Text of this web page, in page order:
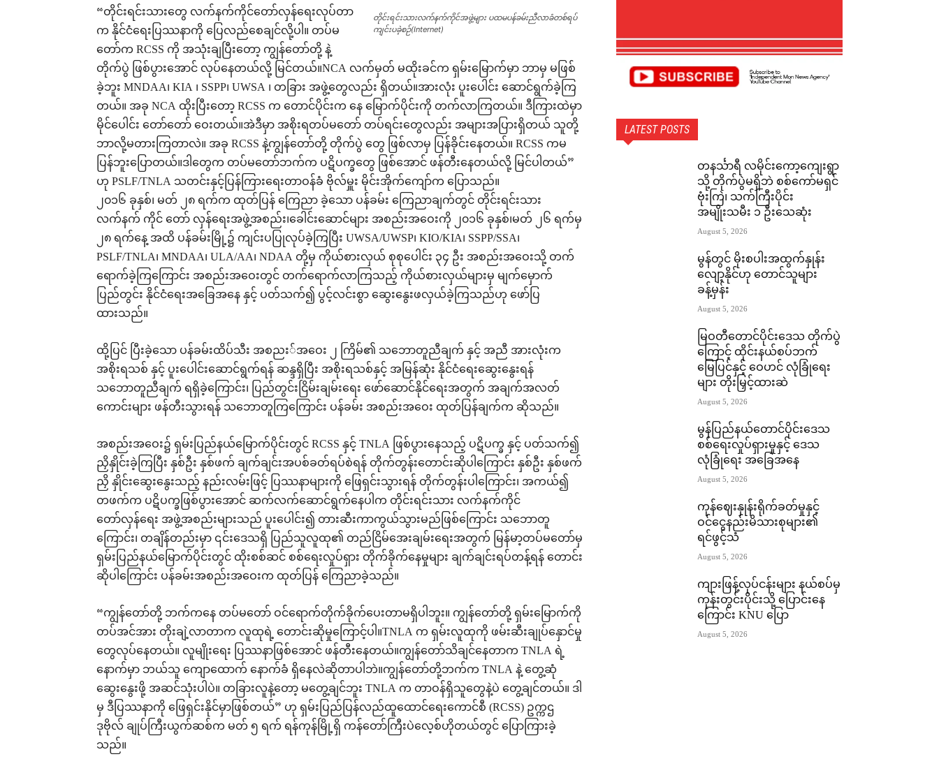
တိုင်းရင်းသားလက်နက်ကိုင်အဖွဲ့များ ပထမပန်ခမ်းညီလာခံတစ်ရပ်
ကျင်းပခဲ့စဉ်(Internet)
“တိုင်းရင်းသားတွေ လက်နက်ကိုင်တော်လှန်ရေးလုပ်တာ
က နိုင်ငံရေးပြဿနာကို ပြေလည်စေချင်လို့ပါ။ တပ်မ
တော်က RCSS ကို အသုံးချပြီးတော့ ကျွန်တော်တို့ နဲ့
တိုက်ပွဲ ဖြစ်ပွားအောင် လုပ်နေတယ်လို့ မြင်တယ်။NCA လက်မှတ် မထိုးခင်က ရှမ်းမြောက်မှာ ဘာမှ မဖြစ်
ခဲ့ဘူး MNDAA၊ KIA ၊ SSPP၊ UWSA ၊ တခြား အဖွဲ့တွေလည်း ရှိတယ်။အားလုံး ပူးပေါင်း ဆောင်ရွက်ခဲ့ကြ
တယ်။ အခု NCA ထိုးပြီးတော့ RCSS က တောင်ပိုင်းက နေ မြောက်ပိုင်းကို တက်လာကြတယ်။ ဒီကြားထဲမှာ
မိုင်ပေါင်း တော်တော် ဝေးတယ်။အဲဒီမှာ အစိုးရတပ်မတော် တပ်ရင်းတွေလည်း အများအပြားရှိတယ် သူတို့
ဘာလို့မတားကြတာလဲ။ အခု RCSS နဲ့ကျွန်တော်တို့ တိုက်ပွဲ တွေ ဖြစ်လာမှ ပြန်ခိုင်းနေတယ်။ RCSS ကမ
ပြန်ဘူးပြောတယ်။ဒါတွေက တပ်မတော်ဘက်က ပဋိပက္ခတွေ ဖြစ်အောင် ဖန်တီးနေတယ်လို့ မြင်ပါတယ်”
ဟု PSLF/TNLA သတင်းနှင့်ပြန်ကြားရေးတာဝန်ခံ ဗိုလ်မှူး မိုင်းအိုက်ကျော်က ပြောသည်။
၂၀၁၆ ခုနှစ်၊ မတ် ၂၈ ရက်က ထုတ်ပြန် ကြေညာ ခဲ့သော ပန်ခမ်း ကြေညာချက်တွင် တိုင်းရင်းသား
လက်နက် ကိုင် တော် လှန်ရေးအဖွဲ့အစည်း၊ခေါင်းဆောင်များ အစည်းအဝေးကို ၂၀၁၆ ခုနှစ်၊မတ် ၂၆ ရက်မှ
၂၈ ရက်နေ့ အထိ ပန်ခမ်းမြို့၌ ကျင်းပပြုလုပ်ခဲ့ကြပြီး UWSA/UWSP၊ KIO/KIA၊ SSPP/SSA၊
PSLF/TNLA၊ MNDAA၊ ULA/AA၊ NDAA တို့မှ ကိုယ်စားလှယ် စုစုပေါင်း ၃၄ ဦး အစည်းအဝေးသို့ တက်
ရောက်ခဲ့ကြကြောင်း အစည်းအဝေးတွင် တက်ရောက်လာကြသည့် ကိုယ်စားလှယ်များမှ မျက်မှောက်
ပြည်တွင်း နိုင်ငံရေးအခြေအနေ နှင့် ပတ်သက်၍ ပွင့်လင်းစွာ ဆွေးနွေးဖလှယ်ခဲ့ကြသည်ဟု ဖော်ပြ
ထားသည်။
ထို့ပြင် ပြီးခဲ့သော ပန်ခမ်းထိပ်သီး အစညး်အဝေး ၂ ကြိမ်၏ သဘောတူညီချက် နှင့် အညီ အားလုံးက
အစိုးရသစ် နှင့် ပူးပေါင်းဆောင်ရွက်ရန် ဆန္ဒရှိပြီး အစိုးရသစ်နှင့် အမြန်ဆုံး နိုင်ငံရေးဆွေးနွေးရန်
သဘောတူညီချက် ရရှိခဲ့ကြောင်း၊ ပြည်တွင်းငြိမ်းချမ်းရေး ဖော်ဆောင်နိုင်ရေးအတွက် အချက်အလတ်
ကောင်းများ ဖန်တီးသွားရန် သဘောတူကြကြောင်း ပန်ခမ်း အစည်းအဝေး ထုတ်ပြန်ချက်က ဆိုသည်။
အစည်းအဝေး၌ ရှမ်းပြည်နယ်မြောက်ပိုင်းတွင် RCSS နှင့် TNLA ဖြစ်ပွားနေသည့် ပဋိပက္ခ နှင့် ပတ်သက်၍
ညှိနှိုင်းခဲ့ကြပြီး နှစ်ဦး နှစ်ဖက် ချက်ချင်းအပစ်ခတ်ရပ်စဲရန် တိုက်တွန်းတောင်းဆိုပါကြောင်း နှစ်ဦး နှစ်ဖက်
ညှိ နှိုင်းဆွေးနွေးသည့် နည်းလမ်းဖြင့် ပြဿနာများကို ဖြေရှင်းသွားရန် တိုက်တွန်းပါကြောင်း၊ အကယ်၍
တဖက်က ပဋိပက္ခဖြစ်ပွားအောင် ဆက်လက်ဆောင်ရွက်နေပါက တိုင်းရင်းသား လက်နက်ကိုင်
တော်လှန်ရေး အဖွဲ့အစည်းများသည် ပူးပေါင်း၍ တားဆီးကာကွယ်သွားမည်ဖြစ်ကြောင်း သဘောတူ
ကြောင်း၊ တချိန်တည်းမှာ ၎င်းဒေသရှိ ပြည်သူလူထု၏ တည်ငြိမ်အေးချမ်းရေးအတွက် မြန်မာ့တပ်မတော်မှ
ရှမ်းပြည်နယ်မြောက်ပိုင်းတွင် ထိုးစစ်ဆင် စစ်ရေးလှုပ်ရှား တိုက်ခိုက်နေမှုများ ချက်ချင်းရပ်တန့်ရန် တောင်း
ဆိုပါကြောင်း ပန်ခမ်းအစည်းအဝေးက ထုတ်ပြန် ကြေညာခဲ့သည်။
“ကျွန်တော်တို့ ဘက်ကနေ တပ်မတော် ဝင်ရောက်တိုက်ခိုက်ပေးတာမရှိပါဘူး။ ကျွန်တော်တို့ ရှမ်းမြောက်ကို
တပ်အင်အား တိုးချဲ့လာတာက လူထုရဲ့ တောင်းဆိုမှုကြောင့်ပါ။TNLA က ရှမ်းလူထုကို ဖမ်းဆီးချုပ်နှောင်မှု
တွေလုပ်နေတယ်။ လူမျိုးရေး ပြဿနာဖြစ်အောင် ဖန်တီးနေတယ်။ကျွန်တော်သိချင်နေတာက TNLA ရဲ့
နောက်မှာ ဘယ်သူ ကျောထောက် နောက်ခံ ရှိနေလဲဆိုတာပါဘဲ။ကျွန်တော်တို့ဘက်က TNLA နဲ့ တွေ့ဆုံ
ဆွေးနွေးဖို့ အဆင်သုံးပါပဲ။ တခြားလူနဲ့တော့ မတွေ့ချင်ဘူး TNLA က တာဝန်ရှိသူတွေနဲ့ပဲ တွေ့ချင်တယ်။ ဒါ
မှ ဒီပြဿနာကို ဖြေရှင်းနိုင်မှာဖြစ်တယ်” ဟု ရှမ်းပြည်ပြန်လည်ထူထောင်ရေးကောင်စီ (RCSS) ဥက္ကဌ
ဒုဗိုလ် ချုပ်ကြီးယွက်ဆစ်က မတ် ၅ ရက် ရန်ကုန်မြို့ရှိ ကန်တော်ကြီးပဲလေ့စ်ဟိုတယ်တွင် ပြောကြားခဲ့
သည်။
LATEST POSTS
တနင်္သာရီ လမိုင်းကော့ကျေးရွာ
သို့ တိုက်ပွဲမရှိဘဲ စစ်ကော်မရှင်
ဗုံးကြဲ၊ သက်ကြီးပိုင်း
အမျိုးသမီး ၁ ဦးသေဆုံး
August 5, 2026
မွန်တွင် မိုးစပါးအထွက်နှုန်း
လျော့နိုင်ဟု တောင်သူများ
ခန့်မှန်း
August 5, 2026
မြဝတီတောင်ပိုင်းဒေသ တိုက်ပွဲ
ကြောင့် ထိုင်းနယ်စပ်ဘက်
မြေပြင်နှင့် ဝေဟင် လုံခြုံရေး
များ တိုးမြှင့်ထားဆဲ
August 5, 2026
မွန်ပြည်နယ်တောင်ပိုင်းဒေသ
စစ်ရေးလှုပ်ရှားမှုနှင့် ဒေသ
လုံခြုံရေး အခြေအနေ
August 5, 2026
ကုန်ဈေးနှုန်းရိုက်ခတ်မှုနှင့်
ဝင်ငွေနည်းမိသားစုများ၏
ရင်ဖွင့်သံ
August 5, 2026
ကျားဖြန့်လုပ်ငန်းများ နယ်စပ်မှ
ကုန်းတွင်းပိုင်းသို့ ပြောင်းနေ
ကြောင်း KNU ပြော
August 5, 2026